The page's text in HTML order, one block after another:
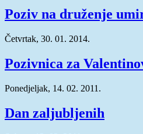
Poziv na druženje
Četvrtak, 30. 01. 2014.
Pozivnica za
Ponedjeljak, 14. 02. 2011.
Dan zaljubljenih